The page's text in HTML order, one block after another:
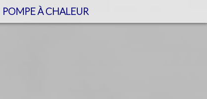
POMPE À CHALEUR